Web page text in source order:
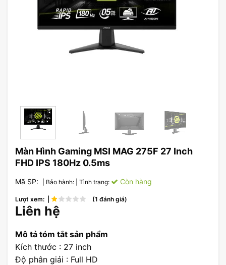
Màn Hình Gaming MSI MAG 275F 27 Inch
FHD IPS 180Hz 0.5ms
Mã SP: | Bảo hành: | Tình trạng: Còn hàng
Lượt xem: | (1 đánh giá)
Liên hệ
Mô tả tóm tắt sản phẩm
Kích thước : 27 inch
Độ phân giải : Full HD